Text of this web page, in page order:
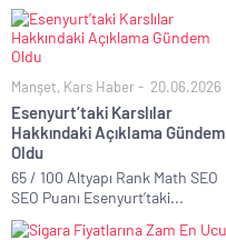
Manşet, Kars Haber 20.06.2026
Esenyurt’taki Karslılar
Hakkındaki Açıklama Gündem
Oldu
65 / 100 Altyapı Rank Math SEO
SEO Puanı Esenyurt’taki...